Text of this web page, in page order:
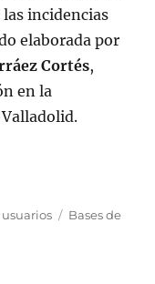
incidencias
elaborada por
Cortés,
en la
Etiquetas
Bases de